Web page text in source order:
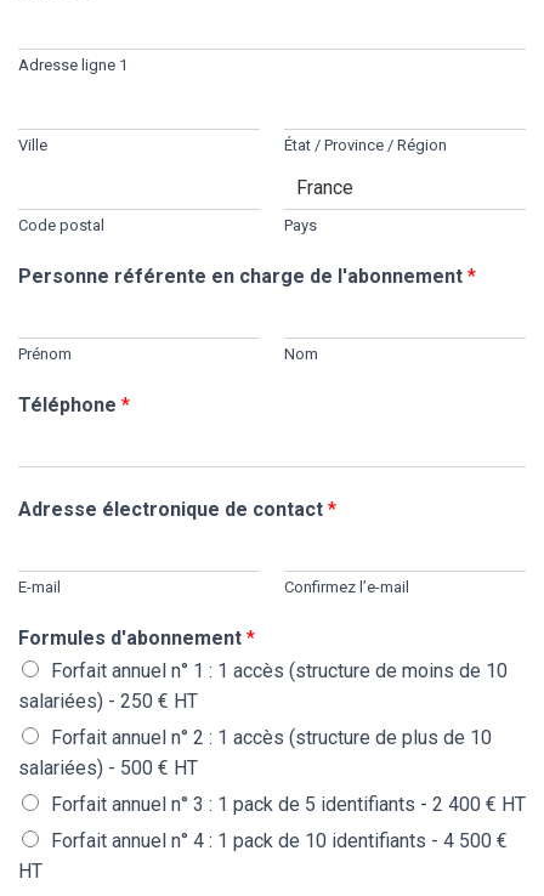
Adresse ligne 1
Ville État / Province / Région
Code postal Pays
Personne référente en charge de l'abonnement *
Prénom Nom
Téléphone *
Adresse électronique de contact *
E-mail Confirmez l’e-mail
Formules d'abonnement *
Forfait annuel n° 1 : 1 accès (structure de moins de 10
salariées) - 250 € HT
Forfait annuel n° 2 : 1 accès (structure de plus de 10
salariées) - 500 € HT
Forfait annuel n° 3 : 1 pack de 5 identifiants - 2 400 € HT
Forfait annuel n° 4 : 1 pack de 10 identifiants - 4 500 €
HT